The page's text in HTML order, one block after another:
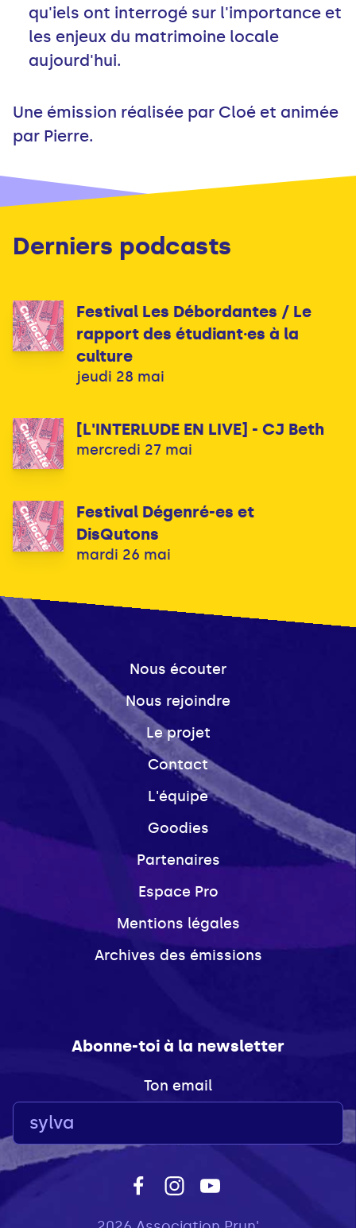
qu'iels ont interrogé sur l'importance et
les enjeux du matrimoine locale
aujourd'hui.
Une émission réalisée par Cloé et animée
par Pierre.
Derniers podcasts
Festival Les Débordantes / Le
rapport des étudiant·es à la
culture
jeudi 28 mai
[L'INTERLUDE EN LIVE] - CJ Beth
mercredi 27 mai
Festival Dégenré-es et
DisQutons
mardi 26 mai
Nous écouter
Nous rejoindre
Le projet
Contact
L'équipe
Goodies
Partenaires
Espace Pro
Mentions légales
Archives des émissions
Abonne-toi à la newsletter
Ton email